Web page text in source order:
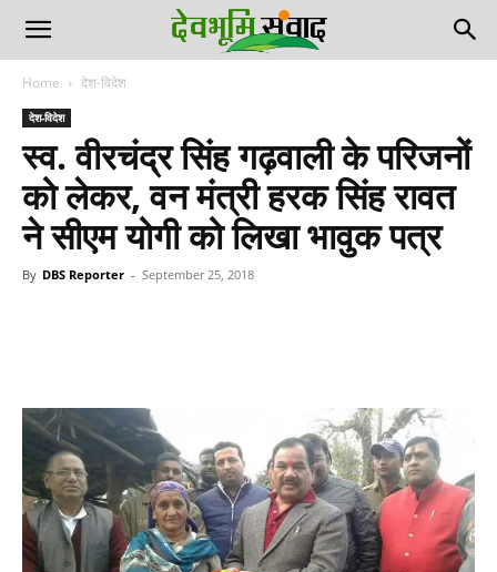
Home देश-विदेश
देश-विदेश
स्व. वीरचंद्र सिंह गढ़वाली के परिजनों
को लेकर, वन मंत्री हरक सिंह रावत
ने सीएम योगी को लिखा भावुक पत्र
By DBS Reporter - September 25, 2018